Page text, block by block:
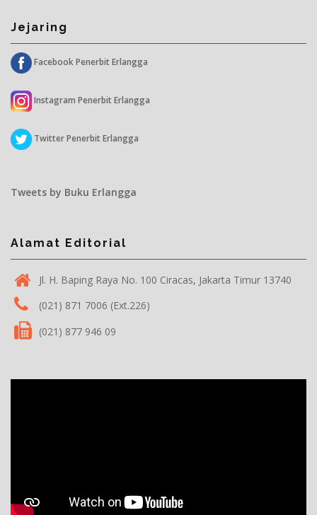
Jejaring
Facebook Penerbit Erlangga
Instagram Penerbit Erlangga
Twitter Penerbit Erlangga
Tweets by Buku Erlangga
Alamat Editorial
Jl. H. Baping Raya No. 100 Ciracas, Jakarta Timur 13740
(021) 871 7006 (Ext.226)
(021) 877 946 09